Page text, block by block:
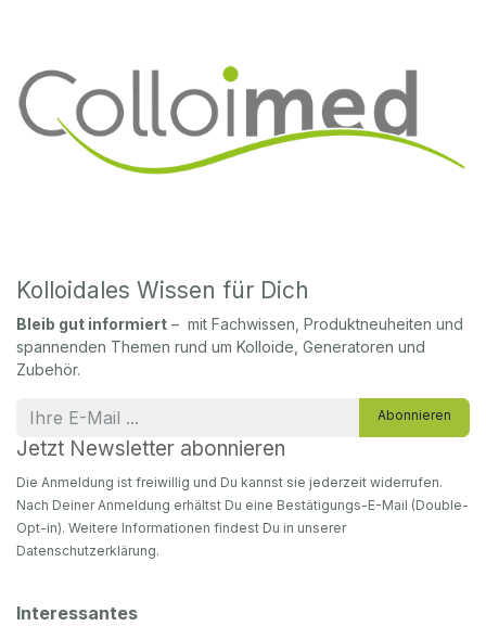
Kolloidales Wissen für Dich
Bleib gut informiert – mit Fachwissen, Produktneuheiten und
spannenden Themen rund um Kolloide, Generatoren und
Zubehör.
Abonnieren
Jetzt Newsletter abonnieren
Die Anmeldung ist freiwillig und Du kannst sie jederzeit widerrufen.
Nach Deiner Anmeldung erhältst Du eine Bestätigungs-E-Mail (Double-
Opt-in). Weitere Informationen findest Du in unserer
Datenschutzerklärung.
Interessantes